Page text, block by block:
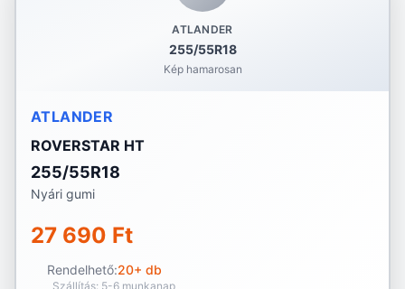
ATLANDER
255/55R18
Kép hamarosan
ATLANDER
ROVERSTAR HT
255/55R18
Nyári gumi
27 690 Ft
Rendelhető:20+ db
Szállítás: 5-6 munkanap